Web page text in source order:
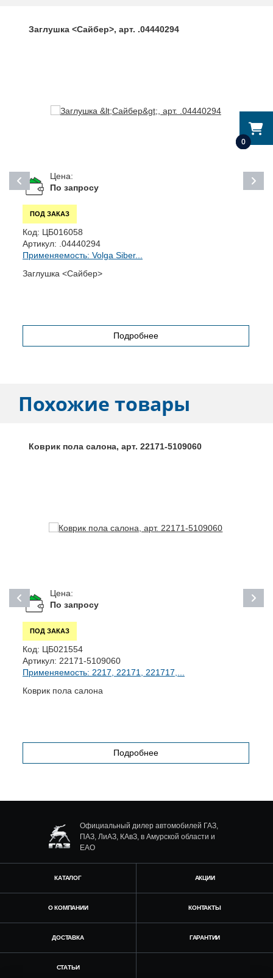
0
Заглушка <Сайбер>, арт. .04440294
Цена:
По запросу
ПОД ЗАКАЗ
Код: ЦБ016058
Артикул: .04440294
Применяемость: Volga Siber...
Заглушка <Сайбер>
Подробнее
Похожие товары
Коврик пола салона, арт. 22171-5109060
Цена:
По запросу
ПОД ЗАКАЗ
Код: ЦБ021554
Артикул: 22171-5109060
Применяемость: 2217, 22171, 221717,...
Коврик пола салона
Подробнее
Официальный дилер автомобилей ГАЗ,
ПАЗ, ЛиАЗ, КАвЗ, в Амурской области и
ЕАО
КАТАЛОГ АКЦИИ
О КОМПАНИИ КОНТАКТЫ
ДОСТАВКА ГАРАНТИИ
СТАТЬИ